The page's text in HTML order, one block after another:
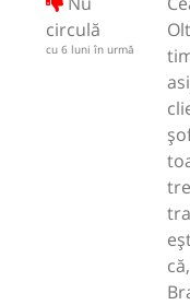
circulă
cu 6 luni în urmă